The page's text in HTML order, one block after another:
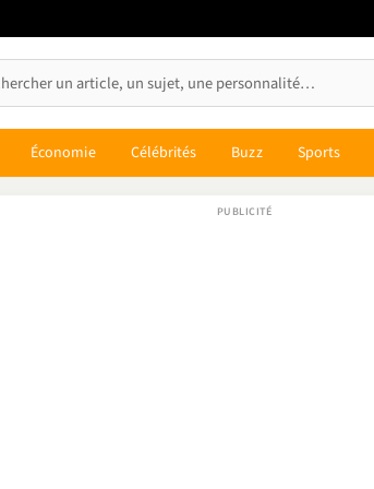
Économie Célébrités Buzz Sports